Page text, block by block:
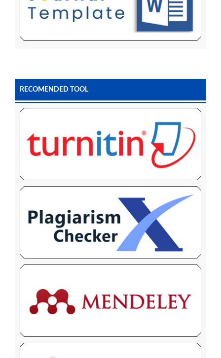
RECOMENDED TOOL